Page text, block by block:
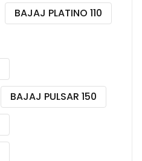
BAJAJ PLATINO 110
BAJAJ PULSAR 150